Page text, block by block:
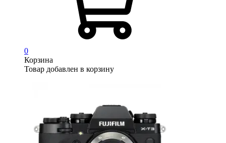
0
Корзина
Товар добавлен в корзину